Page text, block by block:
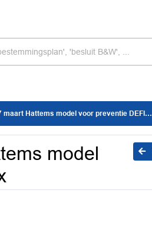
Hattems model voor preventie DEFINITIEF.pptx
model